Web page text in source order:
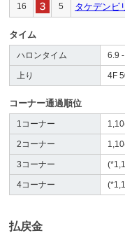
16 5 タケデンビ
タイム
ハロンタイム 6.9
上り 4F
コーナー通過順位
1コーナー
2コーナー
3コーナー
4コーナー
払戻金